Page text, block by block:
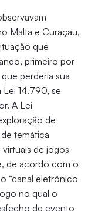
Malta e Curaçau,
que
primeiro por
perderia sua
14.790, se
A Lei
de
temática
de jogos
de acordo com o
“canal eletrônico
no qual o
de evento